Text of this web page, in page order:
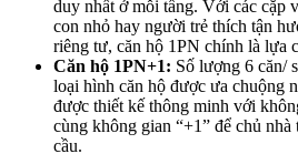
duy nhất ở mỗi tầng. Với các cặp
con nhỏ hay người trẻ thích tận
riêng tư, căn hộ 1PN chính là lựa
Căn hộ 1PN+1: Số lượng 6 căn/
loại hình căn hộ được ưa chuộng
được thiết kế thông minh với
cùng không gian “+1” để chủ
cầu.